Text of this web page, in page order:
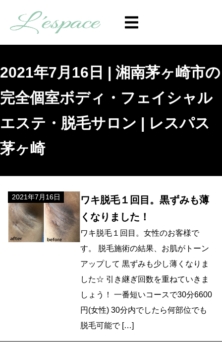
2021年7月16日 | 湘南茅ヶ崎市の
完全個室ボディ・フェイシャル
エステ・脱毛サロン | レスパス
茅ヶ崎
2021年7月16日
ワキ脱毛１回目。黒ずみも薄
くなりました！
ワキ脱毛１回目。女性のお客様で
す。 脱毛施術の結果、お肌がトーン
アップして 黒ずみも少し薄くなりま
した☆ 引き継ぎ回数を重ねていきま
しょう！ 一番短いコースで30分6600
円(女性) 30分内でしたら何部位でも
脱毛可能で […]